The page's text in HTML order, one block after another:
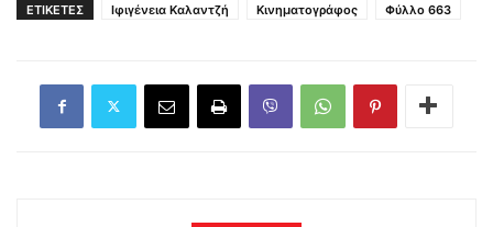
ΕΤΙΚΕΤΕΣ Ιφιγένεια Καλαντζή Κινηματογράφος Φύλλο 663